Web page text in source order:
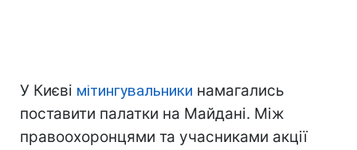
У Києві мітингувальники намагались
поставити палатки на Майдані. Між
правоохоронцями та учасниками акції